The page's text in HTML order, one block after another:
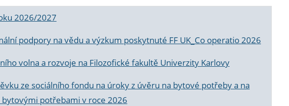
2026/2027
podpory na vědu a výzkum poskytnuté FF UK_Co operatio 2026
volna a rozvoje na Filozofické fakultě Univerzity Karlovy
ze sociálního fondu na úroky z úvěru na bytové potřeby a na
potřebami v roce 2026